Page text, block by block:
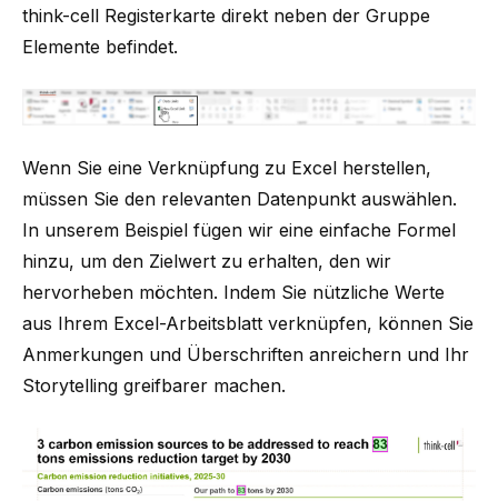
think-cell Registerkarte direkt neben der Gruppe
Elemente befindet.
Wenn Sie eine Verknüpfung zu Excel herstellen,
müssen Sie den relevanten Datenpunkt auswählen.
In unserem Beispiel fügen wir eine einfache Formel
hinzu, um den Zielwert zu erhalten, den wir
hervorheben möchten. Indem Sie nützliche Werte
aus Ihrem Excel-Arbeitsblatt verknüpfen, können Sie
Anmerkungen und Überschriften anreichern und Ihr
Storytelling greifbarer machen.